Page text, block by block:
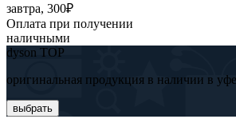
завтра, 300₽
Оплата при получении
наличными
dyson TOP
оригинальная продукция в наличии в уфе
выбрать